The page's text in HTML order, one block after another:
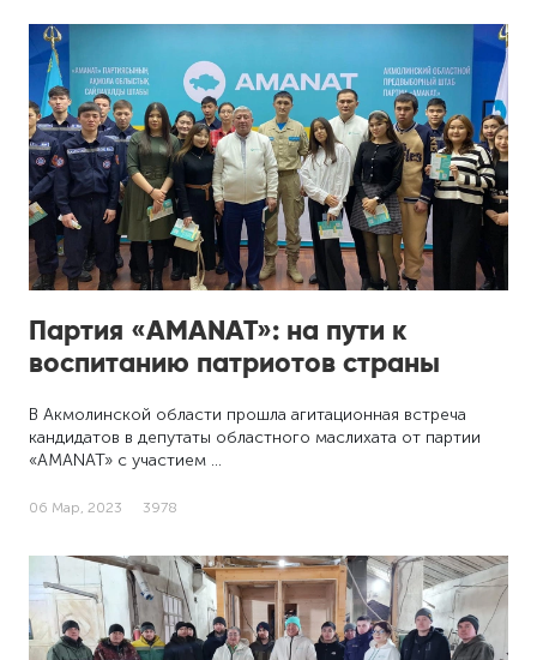
Партия «AMANAT»: на пути к
воспитанию патриотов страны
В Акмолинской области прошла агитационная встреча
кандидатов в депутаты областного маслихата от партии
«AMANAT» с участием …
06 Мар, 2023 3978